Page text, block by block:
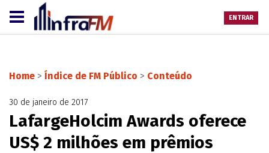
ENTRAR
Home > Índice de FM Público > Conteúdo
30 de janeiro de 2017
LafargeHolcim Awards oferece
US$ 2 milhões em prêmios